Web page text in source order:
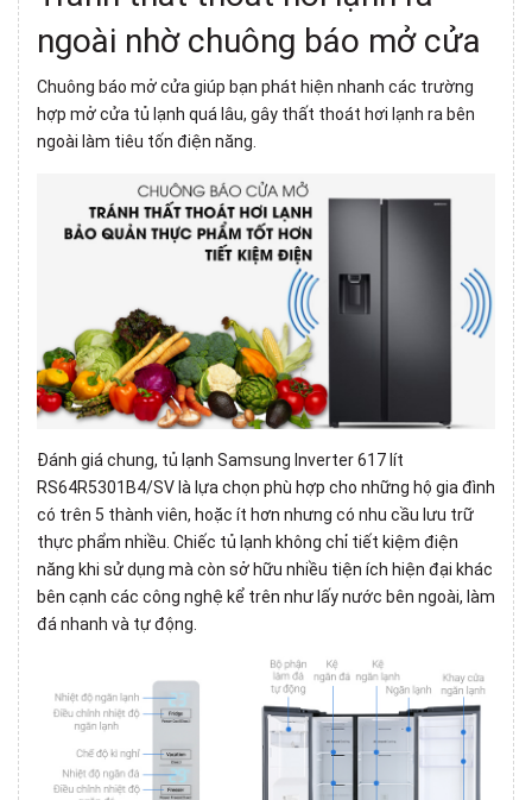
ngoài nhờ chuông báo mở cửa
Chuông báo mở cửa giúp bạn phát hiện nhanh các trường
hợp mở cửa tủ lạnh quá lâu, gây thất thoát hơi lạnh ra bên
ngoài làm tiêu tốn điện năng.
Đánh giá chung, tủ lạnh Samsung Inverter 617 lít
RS64R5301B4/SV là lựa chọn phù hợp cho những hộ gia đình
có trên 5 thành viên, hoặc ít hơn nhưng có nhu cầu lưu trữ
thực phẩm nhiều. Chiếc tủ lạnh không chỉ tiết kiệm điện
năng khi sử dụng mà còn sở hữu nhiều tiện ích hiện đại khác
bên cạnh các công nghệ kể trên như lấy nước bên ngoài, làm
đá nhanh và tự động.